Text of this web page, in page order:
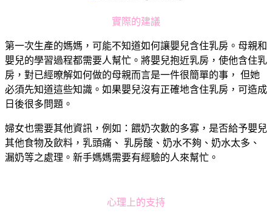
實際的建議
第一次生產的媽媽，可能不知道如何讓嬰兒含住乳房。母親和
嬰兒的學習過程都需要人幫忙。將嬰兒抱近乳房，使他含住乳
房，對已經暸解如何做的母親而言是一件很簡單的事， 但她
必須先知道這些知識。如果嬰兒沒有正確地含住乳房，可造成
日後很多問題。
婦女也需要其他資訊，例如：餵奶次數的多寡，是否給予嬰兒
其他食物及飲料，乳頭痛、 乳房酸、奶水不夠、奶水太多、
漏奶等之處理。新手媽媽需要有經驗的人來幫忙。
心理上的支持